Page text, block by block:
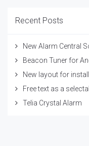
Recent Posts
New Alarm Central
Beacon Tuner for
New layout for
Free text as a
Telia Crystal Alarm